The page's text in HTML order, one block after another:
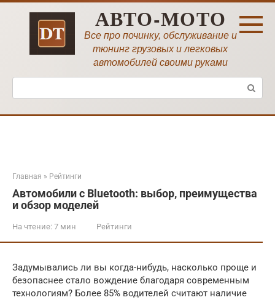
Перейти
АВТО-МОТО
Все про починку, обслуживание и
тюнинг грузовых и легковых
автомобилей своими руками
Поиск:
Главная » Рейтинги
Автомобили с Bluetooth: выбор, преимущества
и обзор моделей
На чтение: 7 мин Рейтинги
Задумывались ли вы когда-нибудь, насколько проще и
безопаснее стало вождение благодаря современным
технологиям? Более 85% водителей считают наличие